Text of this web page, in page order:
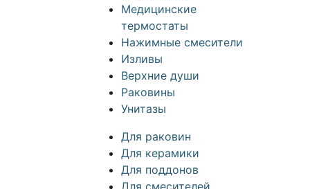
Медицинские
термостаты
Нажимные смесители
Изливы
Верхние души
Раковины
Унитазы
Для раковин
Для керамики
Для поддонов
Для смесителей